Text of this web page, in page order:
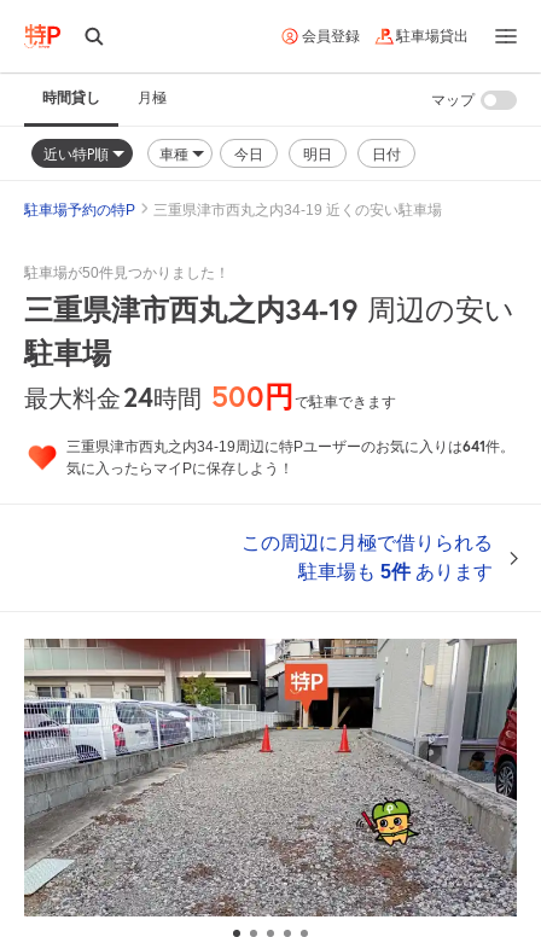
会員登録 駐車場貸出
時間貸し 月極
近い特P順 車種 今日 明日 日付
マップ
駐車場予約の特P 三重県津市西丸之内34-19 近くの安い駐車場
駐車場が50件見つかりました！
三重県津市西丸之内34-19 周辺の安い
駐車場
最大料金24時間 500円で駐車できます
三重県津市西丸之内34-19周辺に特Pユーザーのお気に入りは641件。
気に入ったらマイPに保存しよう！
この周辺に月極で借りられる
駐車場も 5件あります